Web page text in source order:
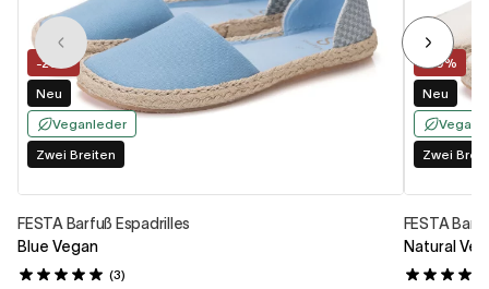
-20%
Neu
Veganleder
Zwei Breiten
FESTA Barfuß Espadrilles
Blue Vegan
(3)
-20%
Neu
Zwei
FESTA
Natural